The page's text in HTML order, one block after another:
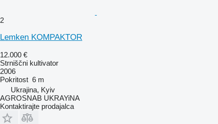
2
Lemken KOMPAKTOR
12.000 €
Strniščni kultivator
2006
Pokritost 6 m
Ukrajina, Kyiv
AGROSNAB UKRAYiNA
Kontaktirajte prodajalca